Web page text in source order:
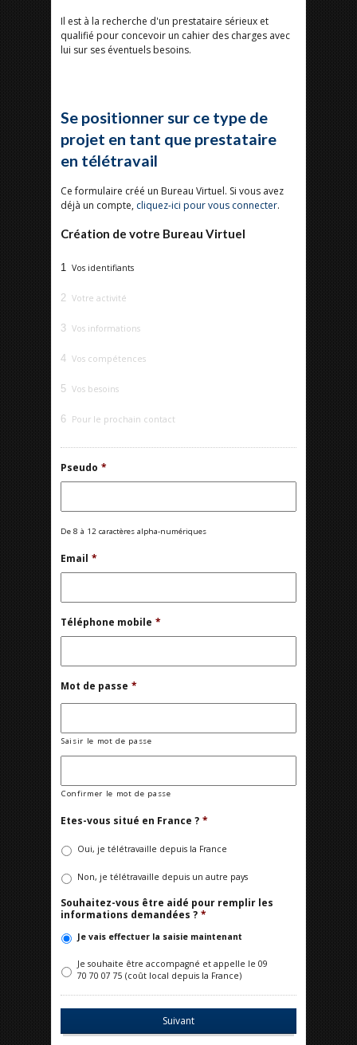
Il est à la recherche d'un prestataire sérieux et
qualifié pour concevoir un cahier des charges avec
lui sur ses éventuels besoins.
Se positionner sur ce type de
projet en tant que prestataire
en télétravail
Ce formulaire créé un Bureau Virtuel. Si vous avez
déjà un compte, cliquez-ici pour vous connecter.
Création de votre Bureau Virtuel
1 Vos identifiants
2 Votre activité
3 Vos informations
4 Vos compétences
5 Vos besoins
6 Pour le prochain contact
Pseudo *
De 8 à 12 caractères alpha-numériques
Email *
Téléphone mobile *
Mot de passe *
Saisir le mot de passe
Confirmer le mot de passe
Etes-vous situé en France ? *
Oui, je télétravaille depuis la France
Non, je télétravaille depuis un autre pays
Souhaitez-vous être aidé pour remplir les
informations demandées ? *
Je vais effectuer la saisie maintenant
Je souhaite être accompagné et appelle le 09
70 70 07 75 (coût local depuis la France)